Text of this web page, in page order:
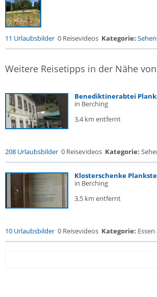
11 Urlaubsbilder 0 Reisevideos Kategorie:
Weitere Reisetipps in der Nähe
Benediktinerabtei
in Berching
3,4 km entfernt
208 Urlaubsbilder 0 Reisevideos Kategorie:
Klosterschenke
in Berching
3,5 km entfernt
10 Urlaubsbilder 0 Reisevideos Kategorie: